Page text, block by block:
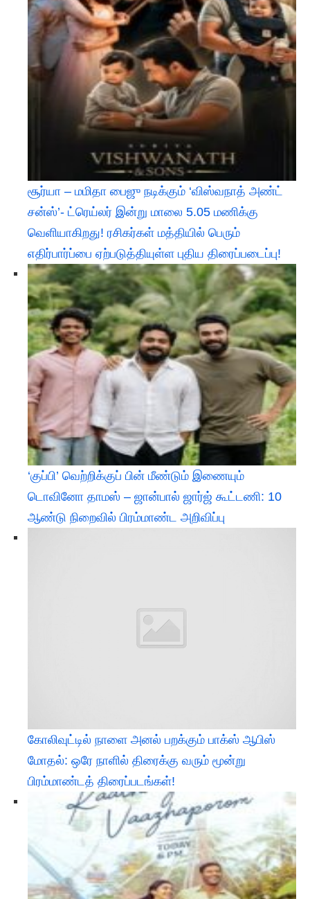
சூர்யா – மமிதா பைஜு நடிக்கும் ‘விஸ்வநாத் அண்ட்
சன்ஸ்’- ட்ரெய்லர் இன்று மாலை 5.05 மணிக்கு
வெளியாகிறது! ரசிகர்கள் மத்தியில் பெரும்
எதிர்பார்ப்பை ஏற்படுத்தியுள்ள புதிய திரைப்படைப்பு!
‘குப்பி’ வெற்றிக்குப் பின் மீண்டும் இணையும்
டொவினோ தாமஸ் – ஜான்பால் ஜார்ஜ் கூட்டணி: 10
ஆண்டு நிறைவில் பிரம்மாண்ட அறிவிப்பு
கோலிவுட்டில் நாளை அனல் பறக்கும் பாக்ஸ் ஆபிஸ்
மோதல்: ஒரே நாளில் திரைக்கு வரும் மூன்று
பிரம்மாண்டத் திரைப்படங்கள்!